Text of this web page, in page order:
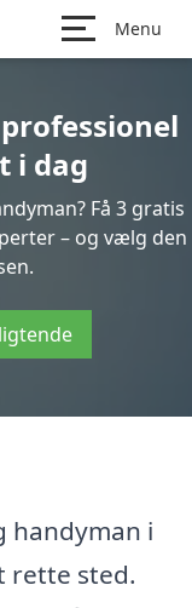
Menu
i dag
Få 3 gratis
– og vælg den
handyman i
rette sted.